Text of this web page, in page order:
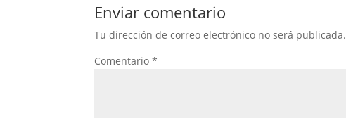
Enviar comentario
Tu dirección de correo electrónico no será publicada.
Comentario*